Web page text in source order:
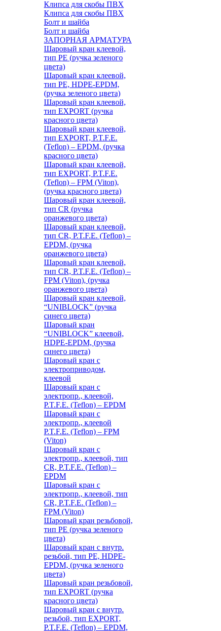
Клипса для скобы ПВХ
Клипса для скобы ПВХ
Болт и шайба
Болт и шайба
ЗАПОРНАЯ АРМАТУРА
Шаровый кран клеевой,
тип PE (ручка зеленого
цвета)
Шаровый кран клеевой,
тип PE, HDPE-EPDM,
(ручка зеленого цвета)
Шаровый кран клеевой,
тип EXPORT (ручка
красного цвета)
Шаровый кран клеевой,
тип EXPORT, P.T.F.E.
(Teflon) – EPDM, (ручка
красного цвета)
Шаровый кран клеевой,
тип EXPORT, P.T.F.E.
(Teflon) – FPM (Viton),
(ручка красного цвета)
Шаровый кран клеевой,
тип CR (ручка
оранжевого цвета)
Шаровый кран клеевой,
тип CR, P.T.F.E. (Teflon) –
EPDM, (ручка
оранжевого цвета)
Шаровый кран клеевой,
тип CR, P.T.F.E. (Teflon) –
FPM (Viton), (ручка
оранжевого цвета)
Шаровый кран клеевой,
“UNIBLOCK” (ручка
синего цвета)
Шаровый кран
“UNIBLOCK” клеевой,
HDPE-EPDM, (ручка
синего цвета)
Шаровый кран с
электроприводом,
клеевой
Шаровый кран с
электропр., клеевой,
P.T.F.E. (Teflon) – EPDM
Шаровый кран с
электропр., клеевой
P.T.F.E. (Teflon) – FPM
(Viton)
Шаровый кран с
электропр., клеевой, тип
CR, P.T.F.E. (Teflon) –
EPDM
Шаровый кран с
электропр., клеевой, тип
CR, P.T.F.E. (Teflon) –
FPM (Viton)
Шаровый кран резьбовой,
тип PE (ручка зеленого
цвета)
Шаровый кран с внутр.
резьбой, тип PE, HDPE-
EPDM, (ручка зеленого
цвета)
Шаровый кран резьбовой,
тип EXPORT (ручка
красного цвета)
Шаровый кран с внутр.
резьбой, тип EXPORT,
P.T.F.E. (Teflon) – EPDM,